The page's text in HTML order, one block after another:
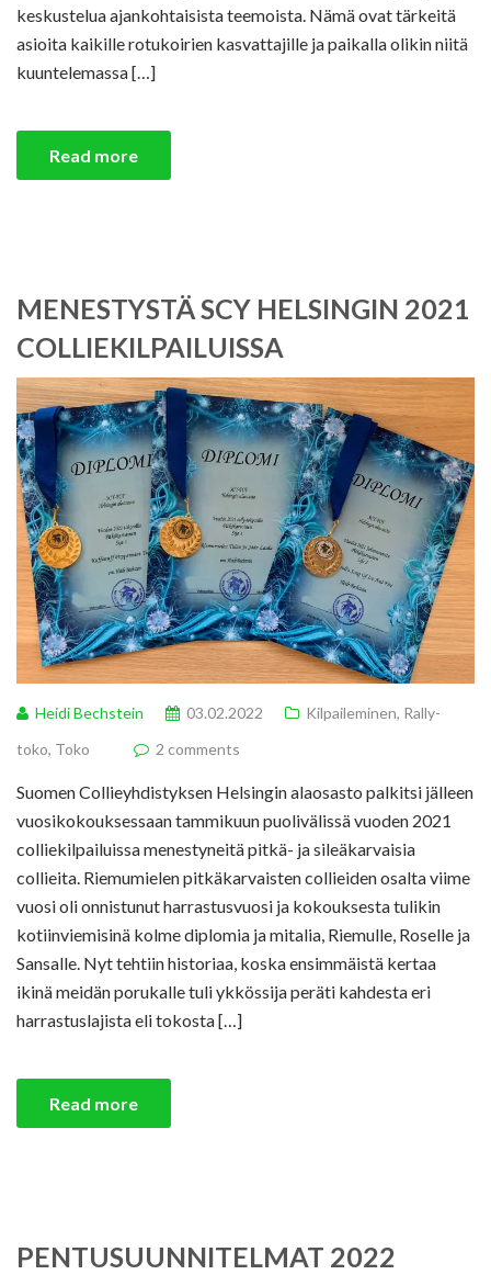
keskustelua ajankohtaisista teemoista. Nämä ovat tärkeitä
asioita kaikille rotukoirien kasvattajille ja paikalla olikin niitä
kuuntelemassa […]
Read more
MENESTYSTÄ SCY HELSINGIN 2021
COLLIEKILPAILUISSA
Heidi Bechstein 03.02.2022 Kilpaileminen, Rally-
toko, Toko 2 comments
Suomen Collieyhdistyksen Helsingin alaosasto palkitsi jälleen
vuosikokouksessaan tammikuun puolivälissä vuoden 2021
colliekilpailuissa menestyneitä pitkä- ja sileäkarvaisia
collieita. Riemumielen pitkäkarvaisten collieiden osalta viime
vuosi oli onnistunut harrastusvuosi ja kokouksesta tulikin
kotiinviemisinä kolme diplomia ja mitalia, Riemulle, Roselle ja
Sansalle. Nyt tehtiin historiaa, koska ensimmäistä kertaa
ikinä meidän porukalle tuli ykkössija peräti kahdesta eri
harrastuslajista eli tokosta […]
Read more
PENTUSUUNNITELMAT 2022